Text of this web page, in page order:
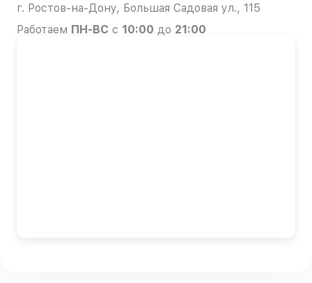
г. Ростов-на-Дону, Большая Садовая ул., 115
Работаем ПН-ВС с 10:00 до 21:00